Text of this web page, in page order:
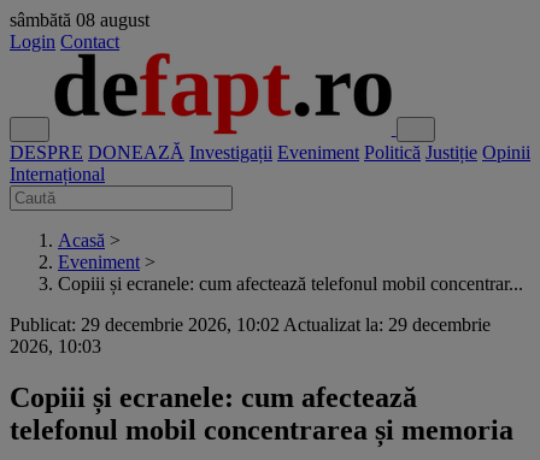
sâmbătă 08 august
Login Contact
DESPRE DONEAZĂ Investigații Eveniment Politică Justiție Opinii
Internațional
Acasă >
Eveniment >
Copiii și ecranele: cum afectează telefonul mobil concentrar...
Publicat: 29 decembrie 2026, 10:02 Actualizat la: 29 decembrie
2026, 10:03
Copiii și ecranele: cum afectează
telefonul mobil concentrarea și memoria